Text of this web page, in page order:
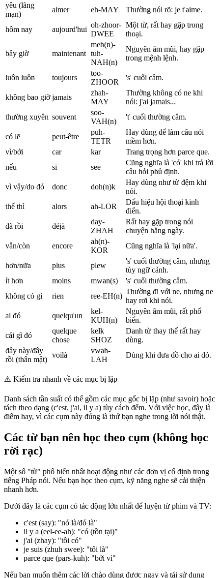
yêu (lãng
mạn)
aimer eh-MAY Thường nói rõ: je t'aime.
hôm nay aujourd'hui
oh-zhoor-
DWEE
Một từ, rất hay gặp trong
thoại.
bây giờ maintenant
meh(n)-
tuh-
NAH(n)
Nguyên âm mũi, hay gặp
trong mệnh lệnh.
luôn luôn toujours
too-
ZHOOR
's' cuối câm.
không bao giờ jamais
zhah-
MAY
Thường không có ne khi
nói: j'ai jamais...
thường xuyên souvent
soo-
VAH(n)
't' cuối thường câm.
có lẽ peut-être
puh-
TETR
Hay dùng để làm câu nói
mềm hơn.
vì/bởi
car kar
Trang trọng hơn parce que.
nếu
si see
Cũng nghĩa là 'có' khi trả lời
câu hỏi phủ định.
vì vậy/do đó
donc doh(n)k
Hay dùng như từ đệm khi
nói.
thế thì
alors ah-LOR
Dấu hiệu hội thoại kinh
điển.
đã rồi
déjà
day-
ZHAH
Rất hay gặp trong nói
chuyện hằng ngày.
vẫn/còn
encore
ah(n)-
KOR
Cũng nghĩa là 'lại nữa'.
hơn/nữa plus plew
's' cuối thường câm, nhưng
tùy ngữ cảnh.
ít hơn
moins mwan(s)
's' cuối thường câm.
không có gì
rien ree-EH(n)
Thường đi với ne, nhưng ne
hay rơi khi nói.
ai đó
quelqu'un
kel-
KUH(n)
Nguyên âm mũi, rất phổ
biến.
cái gì đó
quelque
chose
kelk
SHOZ
Danh từ thay thế rất hay
dùng.
đây này/đây
rồi (thân mật)
voilà
vwah-
LAH
Dùng khi đưa đồ cho ai đó.
⚠️ Kiểm tra nhanh về các mục bị lặp
Danh sách tần suất có thể gồm các mục gốc bị lặp (như savoir) hoặc
tách theo dạng (c'est, j'ai, il y a) tùy cách đếm. Với việc học, đây là
điểm hay, vì các cụm này đúng là thứ bạn nghe trong lời nói thật.
Các từ bạn nên học theo cụm (không học
rời rạc)
Một số "từ" phổ biến nhất hoạt động như các đơn vị cố định trong
tiếng Pháp nói. Nếu bạn học theo cụm, kỹ năng nghe sẽ cải thiện
nhanh hơn.
Dưới đây là các cụm có tác động lớn nhất để luyện từ phim và TV:
c'est (say): "nó là/đó là"
il y a (eel-ee-ah): "có (tồn tại)"
j'ai (zhay): "tôi có"
je suis (zhuh swee): "tôi là"
parce que (pars-kuh): "bởi vì"
Nếu bạn muốn thêm các lời chào dùng được ngay và tái sử dụng